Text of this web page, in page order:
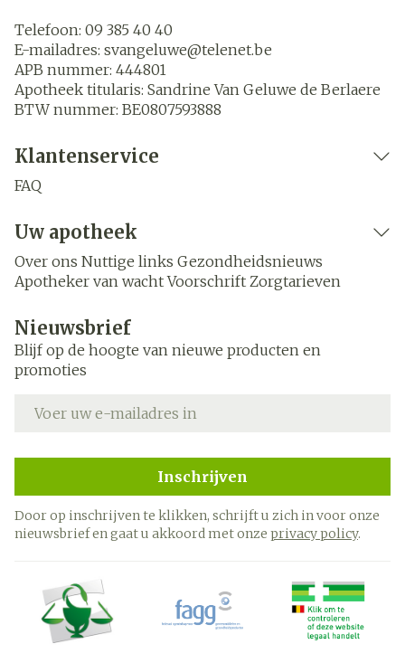
Telefoon: 09 385 40 40
E-mailadres: svangeluwe@telenet.be
APB nummer: 444801
Apotheek titularis: Sandrine Van Geluwe de Berlaere
BTW nummer: BE0807593888
Klantenservice
FAQ
Uw apotheek
Over ons Nuttige links Gezondheidsnieuws
Apotheker van wacht Voorschrift Zorgtarieven
Nieuwsbrief
Blijf op de hoogte van nieuwe producten en
promoties
Inschrijven
Door op inschrijven te klikken, schrijft u zich in voor onze
nieuwsbrief en gaat u akkoord met onze privacy policy.